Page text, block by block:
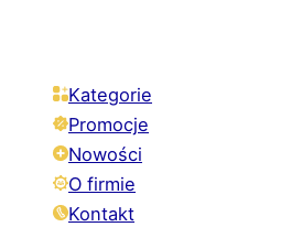
Kategorie
Promocje
Nowości
O firmie
Kontakt